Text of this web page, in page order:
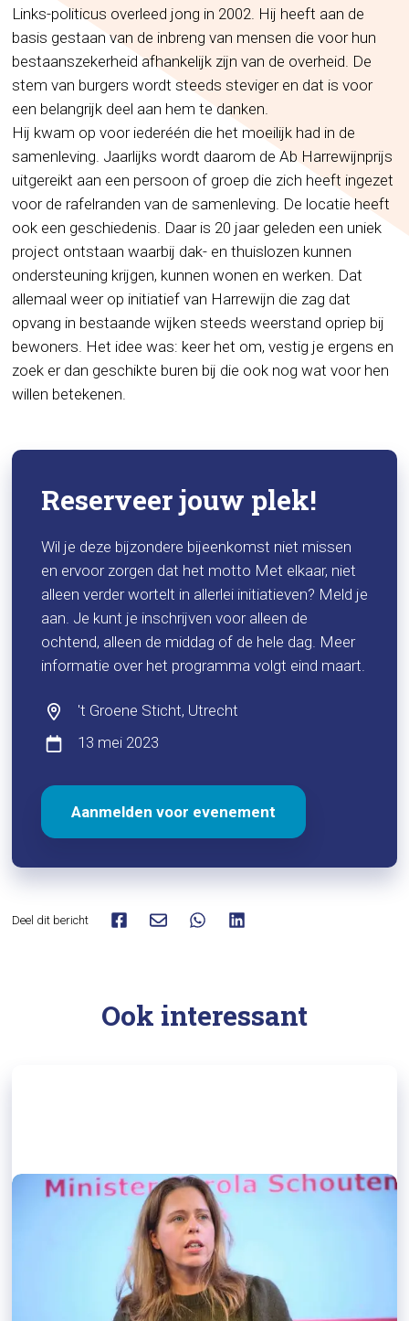
Links-politicus overleed jong in 2002. Hij heeft aan de
basis gestaan van de inbreng van mensen die voor hun
bestaanszekerheid afhankelijk zijn van de overheid. De
stem van burgers wordt steeds steviger en dat is voor
een belangrijk deel aan hem te danken.
Hij kwam op voor iederéén die het moeilijk had in de
samenleving. Jaarlijks wordt daarom de Ab Harrewijnprijs
uitgereikt aan een persoon of groep die zich heeft ingezet
voor de rafelranden van de samenleving. De locatie heeft
ook een geschiedenis. Daar is 20 jaar geleden een uniek
project ontstaan waarbij dak- en thuislozen kunnen
ondersteuning krijgen, kunnen wonen en werken. Dat
allemaal weer op initiatief van Harrewijn die zag dat
opvang in bestaande wijken steeds weerstand opriep bij
bewoners. Het idee was: keer het om, vestig je ergens en
zoek er dan geschikte buren bij die ook nog wat voor hen
willen betekenen.
Reserveer jouw plek!
Wil je deze bijzondere bijeenkomst niet missen
en ervoor zorgen dat het motto Met elkaar, niet
alleen verder wortelt in allerlei initiatieven? Meld je
aan. Je kunt je inschrijven voor alleen de
ochtend, alleen de middag of de hele dag. Meer
informatie over het programma volgt eind maart.
't Groene Sticht, Utrecht
13 mei 2023
Aanmelden voor evenement
Deel dit bericht
Ook interessant